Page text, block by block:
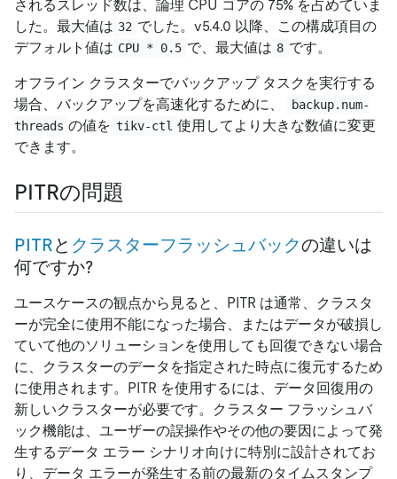
されるスレッド数は、論理 CPU コアの 75% を占めていま
した。最大値は 32 でした。v5.4.0 以降、この構成項目の
デフォルト値は CPU * 0.5 で、最大値は 8 です。
オフライン クラスターでバックアップ タスクを実行する
場合、バックアップを高速化するために、
backup.num-
threads の値を tikv-ctl 使用してより大きな数値に変更
できます。
PITRの問題
PITRと クラスターフラッシュバックの違いは
何ですか?
ユースケースの観点から見ると、PITR は通常、クラスタ
ーが完全に使用不能になった場合、またはデータが破損し
ていて他のソリューションを使用しても回復できない場合
に、クラスターのデータを指定された時点に復元するため
に使用されます。PITR を使用するには、データ回復用の
新しいクラスターが必要です。クラスター フラッシュバ
ック機能は、ユーザーの誤操作やその他の要因によって発
生するデータ エラー シナリオ向けに特別に設計されてお
り、データ エラーが発生する前の最新のタイムスタンプ